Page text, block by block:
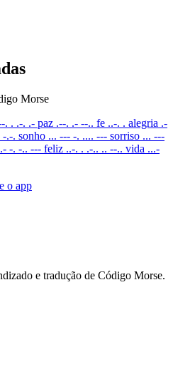
Morse
. . .-. .- paz .--. .- --.. fe ..-. . alegria .-
-.-. sonho ... --- -. .... --- sorriso ... ---
-. -.. --- feliz ..-. . .-.. .. --.. vida ...-
o app
e tradução de Código Morse.